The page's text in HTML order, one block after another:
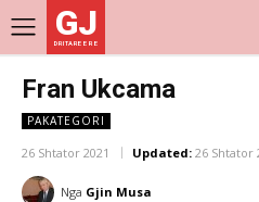
GJ
DRITARE E RE
Fran Ukcama
PAKATEGORI
26 Shtator 2021 Updated: 26 Shtator
Nga Gjin Musa